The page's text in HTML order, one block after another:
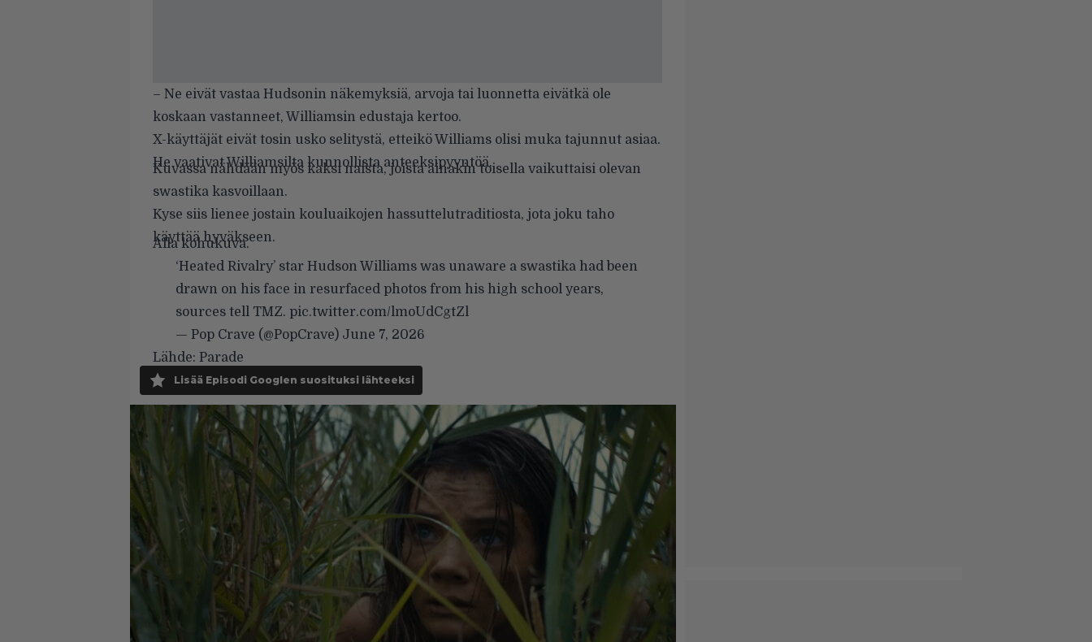
– Ne eivät vastaa Hudsonin näkemyksiä, arvoja tai luonnetta eivätkä ole
koskaan vastanneet, Williamsin edustaja kertoo.
X-käyttäjät eivät tosin usko selitystä, etteikö Williams olisi muka tajunnut asiaa.
He vaativat Williamsilta kunnollista anteeksipyyntöä.
Kuvassa nähdään myös kaksi naista, joista ainakin toisella vaikuttaisi olevan
swastika kasvoillaan.
Kyse siis lienee jostain kouluaikojen hassuttelutraditiosta, jota joku taho
käyttää hyväkseen.
Alla kohukuva.
‘Heated Rivalry’ star Hudson Williams was unaware a swastika had been
drawn on his face in resurfaced photos from his high school years,
sources tell TMZ. pic.twitter.com/lmoUdCgtZl
— Pop Crave (@PopCrave) June 7, 2026
Lähde: Parade
Lisää Episodi Googlen suosituksi lähteeksi